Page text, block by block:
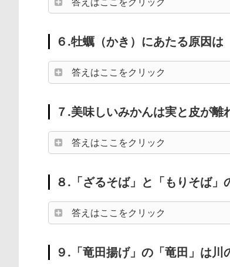
６.牡蠣（かき）にあたる原因は
答えはここをクリック
７.美味しいみかんは実と皮が離
答えはここをクリック
８.「ざるそば」と「もりそば」
答えはここをクリック
９.「竜田揚げ」の「竜田」は川